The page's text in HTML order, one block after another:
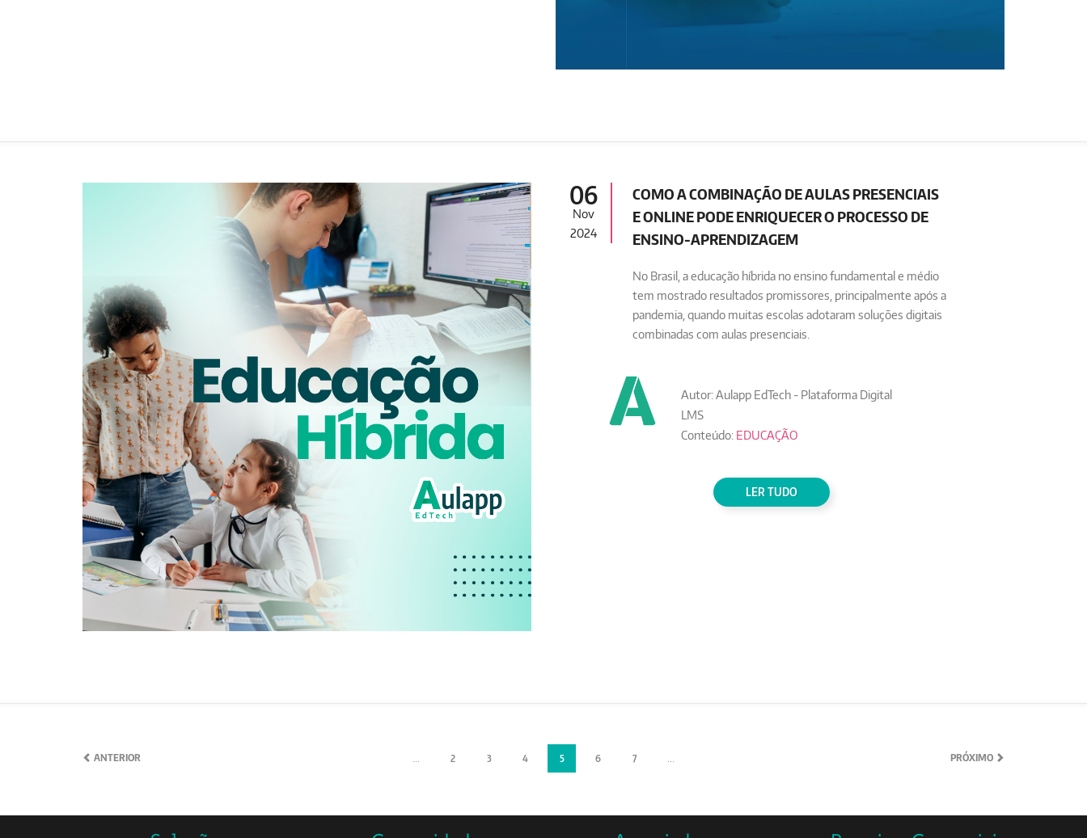
06
Nov
2024
COMO A COMBINAÇÃO DE AULAS PRESENCIAIS
E ONLINE PODE ENRIQUECER O PROCESSO DE
ENSINO-APRENDIZAGEM
No Brasil, a educação híbrida no ensino fundamental e médio
tem mostrado resultados promissores, principalmente após a
pandemia, quando muitas escolas adotaram soluções digitais
combinadas com aulas presenciais.
Autor: Aulapp EdTech - Plataforma Digital
LMS
Conteúdo: EDUCAÇÃO
LER TUDO
... 2 3 4 5 6 7 ...
ANTERIOR PRÓXIMO